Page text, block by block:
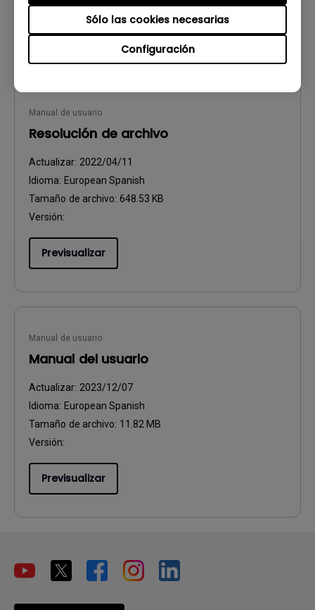
Configuración
Sólo las cookies necesarias
Previsualizar
Manual de usuario
Resolución de archivo
Actualizar: 2022/04/11
Idioma: European Spanish
Tamaño de archivo: 648.53 KB
Versión:
Previsualizar
Manual de usuario
Manual del usuario
Actualizar: 2023/12/07
Idioma: European Spanish
Tamaño de archivo: 11.82 MB
Versión:
Previsualizar